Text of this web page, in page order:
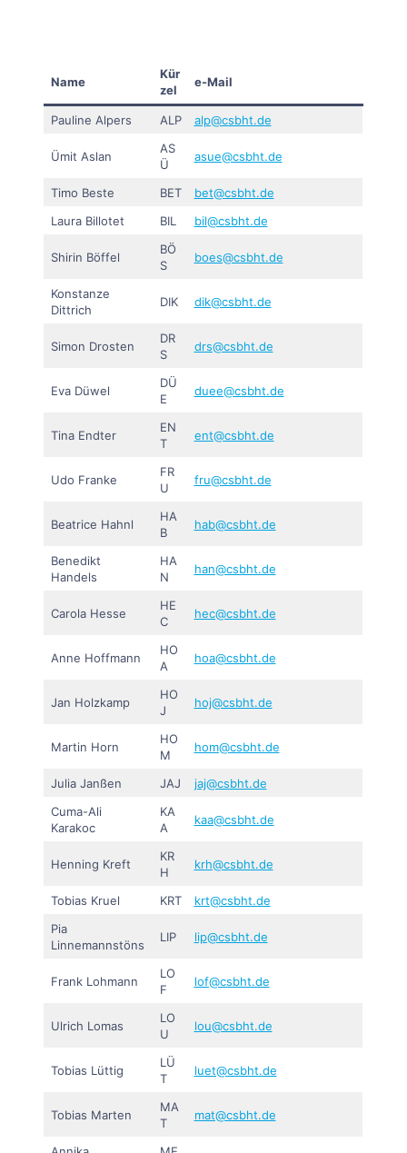
Name
Kür
zel
e-Mail
Pauline Alpers ALP alp@csbht.de
Ümit Aslan
AS
Ü
asue@csbht.de
Timo Beste BET
bet@csbht.de
Laura Billotet
BIL bil@csbht.de
Shirin Böffel
BÖ
S
boes@csbht.de
Konstanze
Dittrich
DIK dik@csbht.de
Simon Drosten
DR
S
drs@csbht.de
Eva Düwel
DÜ
E
duee@csbht.de
Tina Endter
EN
T
ent@csbht.de
Udo Franke
FR
U
fru@csbht.de
Beatrice Hahnl
HA
B
hab@csbht.de
Benedikt
Handels
HA
N
han@csbht.de
Carola Hesse
HE
C
hec@csbht.de
Anne Hoffmann
HO
A
hoa@csbht.de
Jan Holzkamp
HO
J
hoj@csbht.de
Martin Horn
HO
M
hom@csbht.de
Julia Janßen JAJ
jaj@csbht.de
Cuma-Ali
Karakoc
KA
A
kaa@csbht.de
Henning Kreft
KR
H
krh@csbht.de
Tobias Kruel KRT
krt@csbht.de
Pia
Linnemannstöns
LIP lip@csbht.de
Frank Lohmann
LO
F
lof@csbht.de
Ulrich Lomas
LO
U
lou@csbht.de
Tobias Lüttig
LÜ
T
luet@csbht.de
Tobias Marten
MA
T
mat@csbht.de